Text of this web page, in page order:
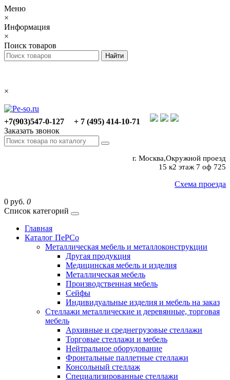
Меню
×
Информация
×
Поиск товаров
×
+7(903)547-0-127
+ 7 (495) 414-10-71
Заказать звонок
г. Москва,Окружной проезд
15 к2 этаж 7 оф 725
Схема проезда
0 руб. 0
Список категорий
Главная
Каталог ПеРСо
Металлическая мебель и металлоконструкции
Другая продукция
Медицинская мебель и изделия
Металлическая мебель
Производственная мебель
Сейфы
Индивидуальные изделия и мебель на заказ
Стеллажи металлические и деревянные, торговая
мебель
Архивные и среднегрузовые стеллажи
Торговые стеллажи и мебель
Нейтральное оборудование
Фронтальные паллетные стеллажи
Консольный стеллаж
Специализированные стеллажи